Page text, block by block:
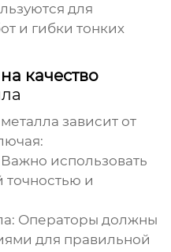
для
и гибки тонких
качество
зависит от
Важно использовать
точностью и
Операторы должны
для правильной